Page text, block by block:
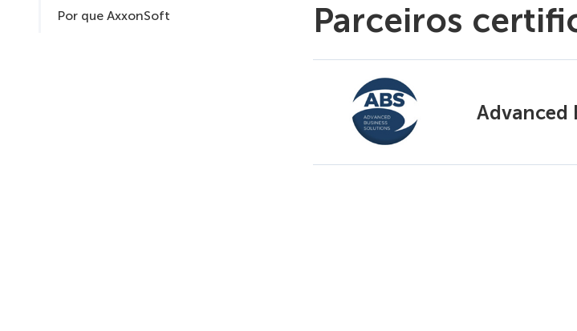
Por que AxxonSoft Parceiros
Advanced